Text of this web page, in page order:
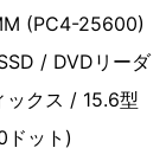
(PC4-25600)
/ DVDリーダ
クス / 15.6型
ドット)